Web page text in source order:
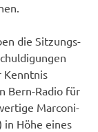
die Sitzungs-
Kenntnis
Bern-Radio für
Marconi-
in Höhe eines